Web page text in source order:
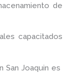
de
capacitados
Joaquin es